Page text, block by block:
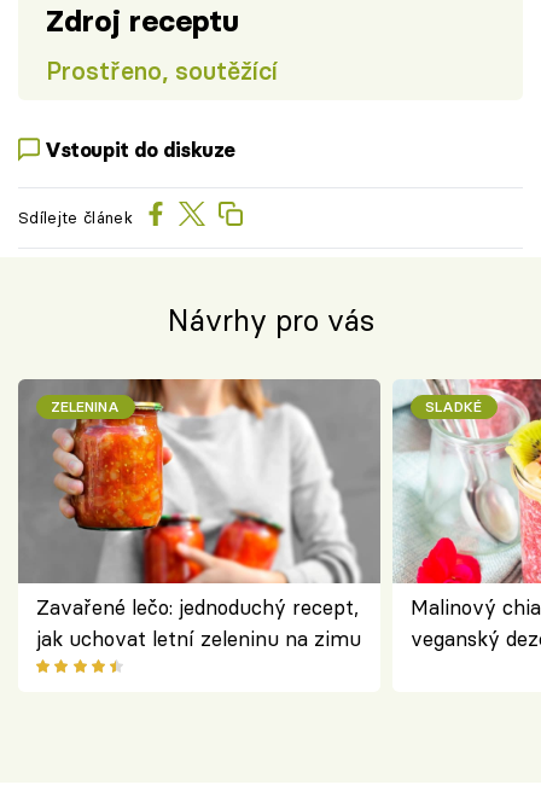
Zdroj receptu
Prostřeno, soutěžící
Vstoupit do diskuze
Sdílejte článek
Návrhy pro vás
ZELENINA
Zavařené lečo: jednoduchý recept,
jak uchovat letní zeleninu na zimu
SLADKÉ
Malinový
veganský